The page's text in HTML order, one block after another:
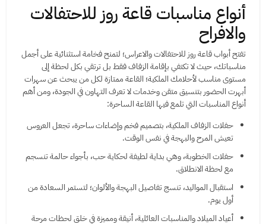
أنواع مناسبات قاعة روز للاحتفالات
والافراح
تفتح أبواب قاعة روز للاحتفالات والاعراس؛ لتمنح فخامة استثنائية على أجمل
مناسباتك، حيث لا تكتفي بإقامة الزفاف فقط بل ترتقي بكل لحظة إلى
مستوى مناسب لأحلامك الملكية؛ القاعة ممتازة لكل من يبحث عن سهرات
أبهرت الحضور بتنسيق متقن وخدمات لا تعرف التهاون في الجودة، ومن أهم
أنواع المناسبات التي تلمع فيها القاعة الساحرة:
حفلات الزفاف الملكية، بتصميم فخم وإضاءات ساحرة، تجعل العروس
تعيش المرح والبهجة في نفس الوقت.
حفلات الخطوبة، وهي بداية لطيفة لحكاية حب، بأجواء حالمة تنسجم
مع لحظة الانطلاق.
استقبال المواليد، تنسج تفاصيل البهجة والألوان؛ لتستمر السعادة من
أول يوم.
أعياد الميلاد والمناسبات العائلية، أنيقة ومميزة في خلق لحظات مرحة